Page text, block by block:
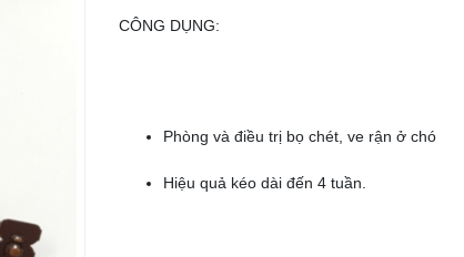
CÔNG DỤNG:
Phòng và điều trị bọ chét, ve rận ở chó
Hiệu quả kéo dài đến 4 tuần.